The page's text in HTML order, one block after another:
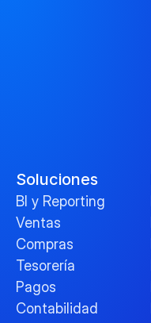
Soluciones
BI y Reporting
Ventas
Compras
Tesorería
Pagos
Contabilidad